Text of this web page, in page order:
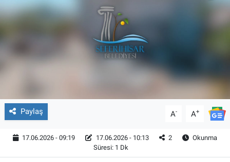
Paylaş A- A+
17.06.2026 - 09:19 17.06.2026 - 10:13 2
Okunma
Süresi: 1 Dk